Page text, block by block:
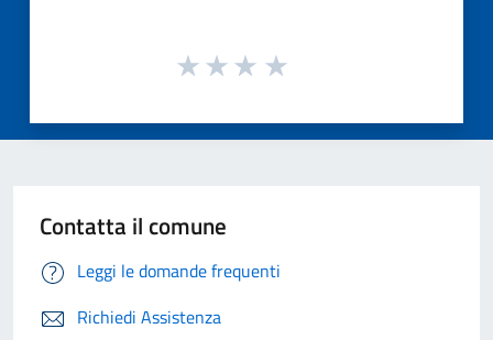
Contatta il comune
Leggi le domande frequenti
Richiedi Assistenza